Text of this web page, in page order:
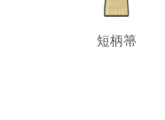
短柄箒